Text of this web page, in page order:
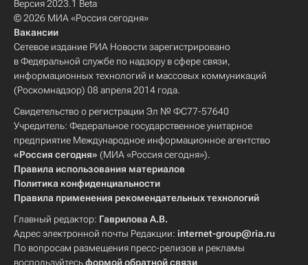
Версия 2023.1 Beta
© 2026 МИА «Россия сегодня»
Вакансии
Сетевое издание РИА Новости зарегистрировано
в Федеральной службе по надзору в сфере связи,
информационных технологий и массовых коммуникаций
(Роскомнадзор) 08 апреля 2014 года.
Свидетельство о регистрации Эл № ФС77-57640
Учредитель: Федеральное государственное унитарное
предприятие Международное информационное агентство
«Россия сегодня» (МИА «Россия сегодня»).
Правила использования материалов
Политика конфиденциальности
Правила применения рекомендательных технологий
Главный редактор: Гаврилова А.В.
Адрес электронной почты Редакции: internet-group@ria.ru
По вопросам размещения пресс-релизов и рекламы
воспользуйтесьформой обратной связи